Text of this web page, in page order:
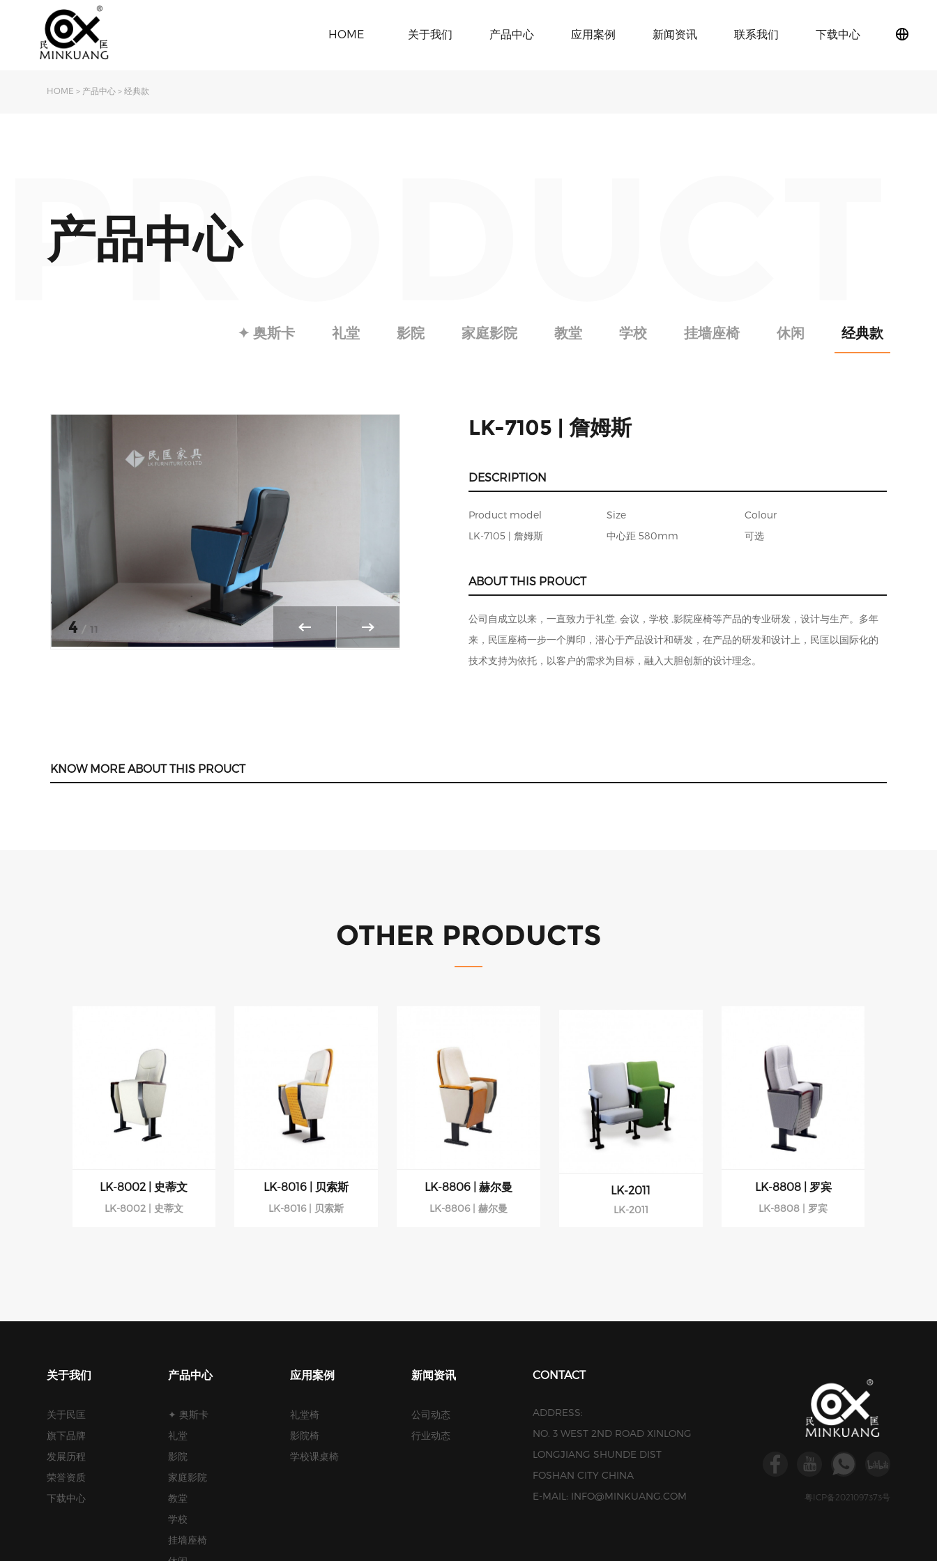
HOME 关于我们 产品中心 应用案例 新闻资讯 联系我们 下载中心
HOME > 产品中心 >经典款
产品中心
PRODUCT
✦ 奥斯卡 礼堂 影院 家庭影院 教堂 学校 挂墙座椅 休闲 经典款
4 / 11
LK-7105 | 詹姆斯
DESCRIPTION
Product model
LK-7105 | 詹姆斯
Size
中心距 580mm
Colour
可选
ABOUT THIS PROUCT
公司自成立以来，一直致力于礼堂, 会议，学校 ,影院座椅等产品的专业研发，设计与生产。多年
来，民匡座椅一步一个脚印，潜心于产品设计和研发，在产品的研发和设计上，民匡以国际化的
技术支持为依托，以客户的需求为目标，融入大胆创新的设计理念。
KNOW MORE ABOUT THIS PROUCT
OTHER PRODUCTS
LK-8002 | 史蒂文
LK-8002 | 史蒂文
LK-8016 | 贝索斯
LK-8016 | 贝索斯
LK-8806 | 赫尔曼
LK-8806 | 赫尔曼
LK-2011
LK-2011
LK-8808 | 罗宾
LK-8808 | 罗宾
关于我们
关于民匡
旗下品牌
发展历程
荣誉资质
下载中心
产品中心
✦ 奥斯卡
礼堂
影院
家庭影院
教堂
学校
挂墙座椅
应用案例
礼堂椅
影院椅
学校课桌椅
新闻资讯
公司动态
行业动态
CONTACT
ADDRESS:
NO. 3 WEST 2ND ROAD XINLONG
LONGJIANG SHUNDE DIST
FOSHAN CITY CHINA
E-MAIL: INFO@MINKUANG.COM
粤ICP备2021097373号